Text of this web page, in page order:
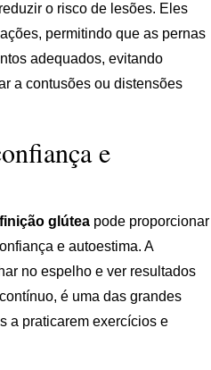
o risco de lesões. Eles
permitindo que as pernas
adequados, evitando
a contusões ou distensões
e
glútea pode proporcionar
e autoestima. A
no espelho e ver resultados
é uma das grandes
a praticarem exercícios e